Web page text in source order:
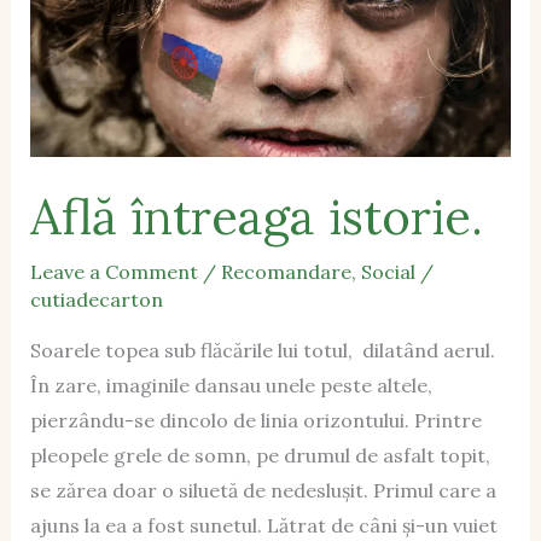
Află întreaga istorie.
Leave a Comment / Recomandare, Social/
cutiadecarton
Soarele topea sub flăcările lui totul, dilatând aerul.
În zare, imaginile dansau unele peste altele,
pierzându-se dincolo de linia orizontului. Printre
pleopele grele de somn, pe drumul de asfalt topit,
se zărea doar o siluetă de nedeslușit. Primul care a
ajuns la ea a fost sunetul. Lătrat de câni și-un vuiet